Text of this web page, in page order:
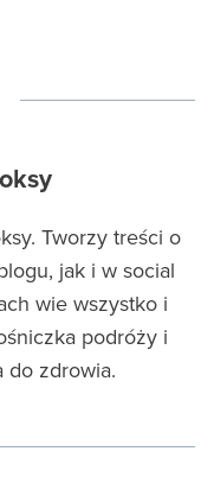
Tworzy treści o
jak i w social
wie wszystko i
podróży i
do zdrowia.